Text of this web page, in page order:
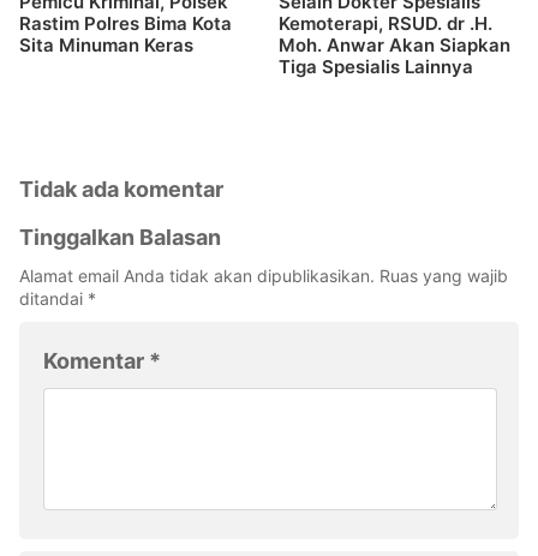
Rastim Polres Bima Kota
Sita Minuman Keras
Kemoterapi, RSUD. dr .H.
Moh. Anwar Akan Siapkan
Tiga Spesialis Lainnya
Tidak ada komentar
Tinggalkan Balasan
Alamat email Anda tidak akan dipublikasikan. Ruas yang wajib
ditandai *
Komentar *